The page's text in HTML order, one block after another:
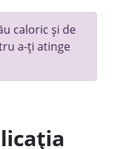
caloric și de
a-ți atinge